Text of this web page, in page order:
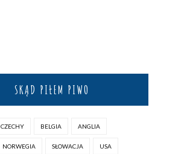
SKĄD PIŁEM PIWO
CZECHY BELGIA ANGLIA
NORWEGIA SŁOWACJA USA